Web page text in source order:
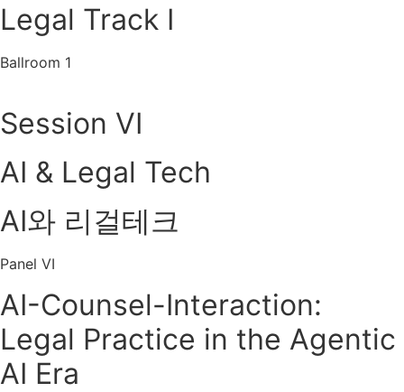
Legal Track I
Ballroom 1
Session VI
AI & Legal Tech
AI와 리걸테크
Panel VI
AI-Counsel-Interaction:
Legal Practice in the Agentic
AI Era